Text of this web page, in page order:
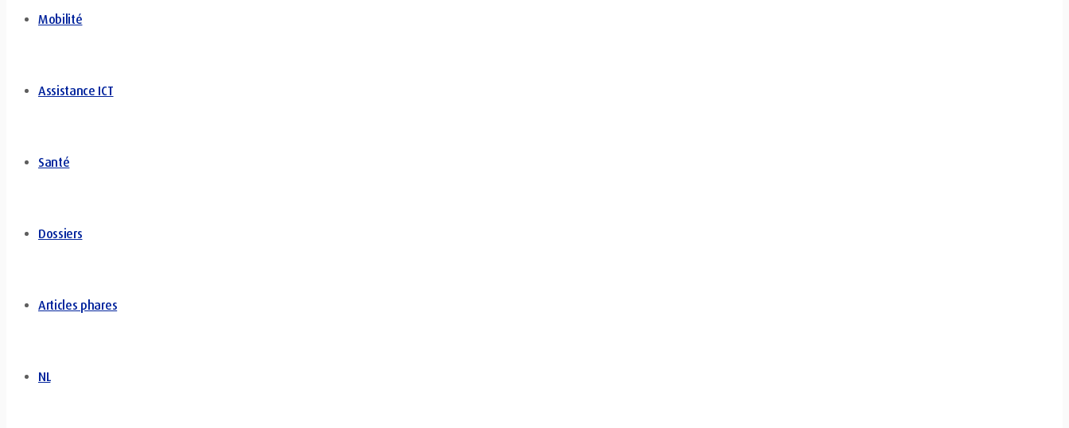
Mobilité
Assistance ICT
Santé
Dossiers
Articles phares
NL